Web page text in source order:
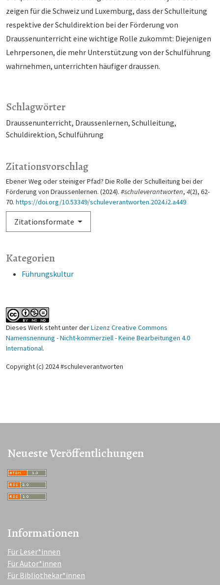
Schlagwörter
Draussenunterricht Draussenlernen Schulleitung
Schuldirektion Schulführung
Kategorien
Führungskultur
Zitationsvorschlag
Ebener Weg oder steiniger Pfad? Die Rolle der Schulleitung bei der
Förderung von Draussenlernen. (2024). #schuleverantworten, 4(2), 62-
70. https://doi.org/10.53349/schuleverantworten.2024.i2.a449
Zitationsformate
zeigen für die Schweiz und Luxemburg, dass der Schulleitung
respektive der Schuldirektion bei der Förderung von
Draussenunterricht eine wichtige Rolle zukommt: Diejenigen
Lehrpersonen, die mehr Unterstützung von der Schulführung
wahrnehmen, unterrichten häufiger draussen.
Dieses Werk steht unter derLizenz Creative Commons
Namensnennung - Nicht-kommerziell - Keine Bearbeitungen 4.0
International.
Copyright (c) 2024 #schuleverantworten
Neueste Veröffentlichungen
Informationen
Für Leser*innen
Für Autor*innen
Für Bibliothekar*innen